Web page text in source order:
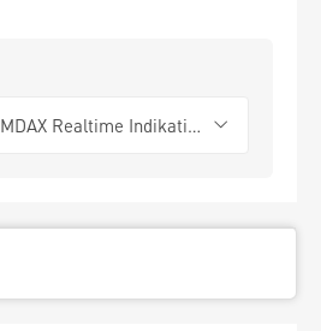
MDAX Realtime Indikation